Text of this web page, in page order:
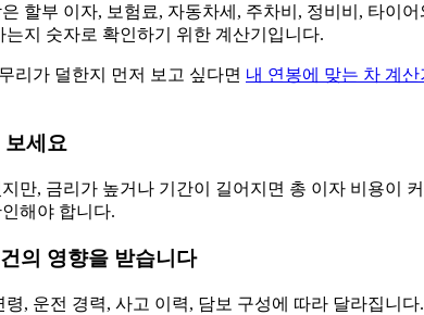
할부 이자, 보험료, 자동차세, 주차비, 정비비, 타
지 숫자로 확인하기 위한 계산기입니다.
리가 덜한지 먼저 보고 싶다면 내 연봉에 맞는 차 계산
보세요
만, 금리가 높거나 기간이 길어지면 총 이자 비용이
해야 합니다.
의 영향을 받습니다
, 운전 경력, 사고 이력, 담보 구성에 따라 달라집니